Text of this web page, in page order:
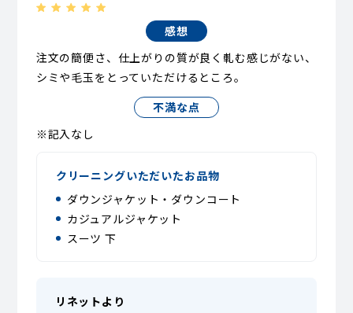
感想
注文の簡便さ、仕上がりの質が良く軋む感じがない、
シミや毛玉をとっていただけるところ。
不満な点
※記入なし
クリーニングいただいたお品物
ダウンジャケット・ダウンコート
カジュアルジャケット
スーツ 下
リネットより